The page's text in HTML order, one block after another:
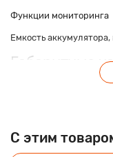
Функции мониторинга
Емкость
Габаритные
Описание
C этим